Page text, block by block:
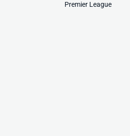
Premier League